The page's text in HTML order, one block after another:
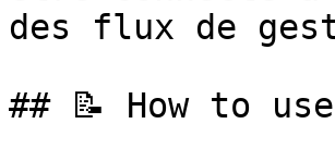
des flux de
## 📝 How to use